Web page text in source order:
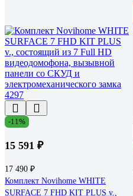
-11%
15 591 ₽
17 490 ₽
Комплект Novihome WHITE
SURFACE 7 FHD KIT PLUS v.,